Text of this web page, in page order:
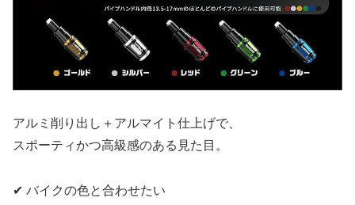
アルミ削り出し＋アルマイト仕上げで、
スポーティかつ高級感のある見た目。
✔ バイクの色と合わせたい